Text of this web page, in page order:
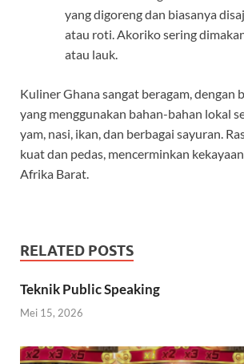
yang digoreng dan biasanya
atau roti. Akoriko sering
atau lauk.
Kuliner Ghana sangat beragam, dengan
yang menggunakan bahan-bahan lokal
yam, nasi, ikan, dan berbagai sayuran.
kuat dan pedas, mencerminkan
Afrika Barat.
RELATED POSTS
Teknik Public Speaking
Mei 15, 2026